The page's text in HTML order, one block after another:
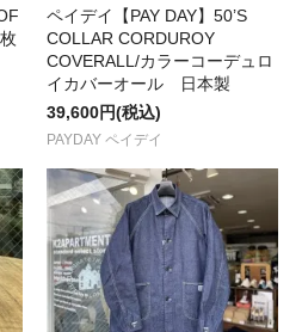
ペイデイ【PAY DAY】50’S
COLLAR CORDUROY
COVERALL/カラーコーデュロ
イカバーオール 日本製
39,600円(税込)
PAYDAY ペイデイ